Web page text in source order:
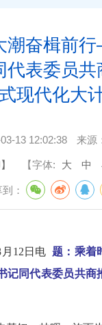
潮奋楫前
代表委员共
式现代化大
13 12:02:38 来源
【字体: 大 中
：
12日电 题：乘着
同代表委员共商